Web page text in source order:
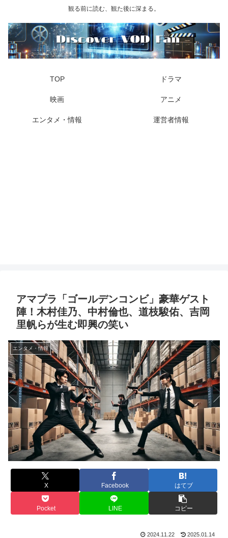
観る前に読む、観た後に深まる。
TOP ドラマ
映画 アニメ
エンタメ・情報 運営者情報
アマプラ「ゴールデンコンビ」豪華ゲスト
陣！木村佳乃、中村倫也、道枝駿佑、吉岡
里帆らが生む即興の笑い
エンタメ・情報
X Facebook はてブ
Pocket LINE コピー
2024.11.22 2025.01.14